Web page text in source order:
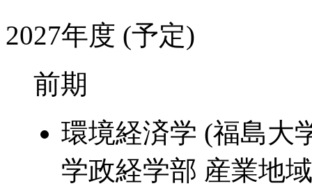
2027年度 (予定)
前期
環境経済学 (福島大
学政経学部 産業地